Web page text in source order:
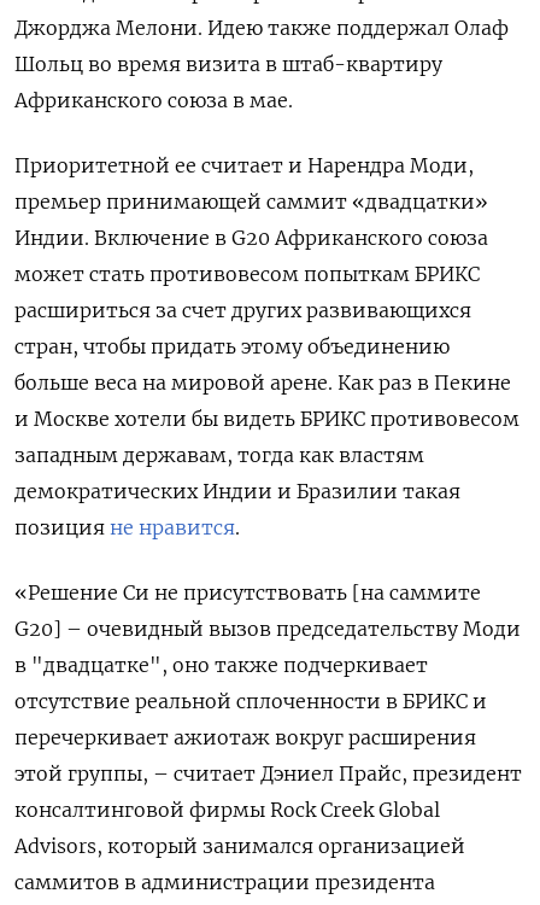
Джорджа Мелони. Идею также поддержал Олаф
Шольц во время визита в штаб-квартиру
Африканского союза в мае.
Приоритетной ее считает и Нарендра Моди,
премьер принимающей саммит «двадцатки»
Индии. Включение в G20 Африканского союза
может стать противовесом попыткам БРИКС
расшириться за счет других развивающихся
стран, чтобы придать этому объединению
больше веса на мировой арене. Как раз в Пекине
и Москве хотели бы видеть БРИКС противовесом
западным державам, тогда как властям
демократических Индии и Бразилии такая
позиция не нравится.
«Решение Си не присутствовать [на саммите
G20] – очевидный вызов председательству Моди
в "двадцатке", оно также подчеркивает
отсутствие реальной сплоченности в БРИКС и
перечеркивает ажиотаж вокруг расширения
этой группы, – считает Дэниел Прайс, президент
консалтинговой фирмы Rock Creek Global
Advisors, который занимался организацией
саммитов в администрации президента